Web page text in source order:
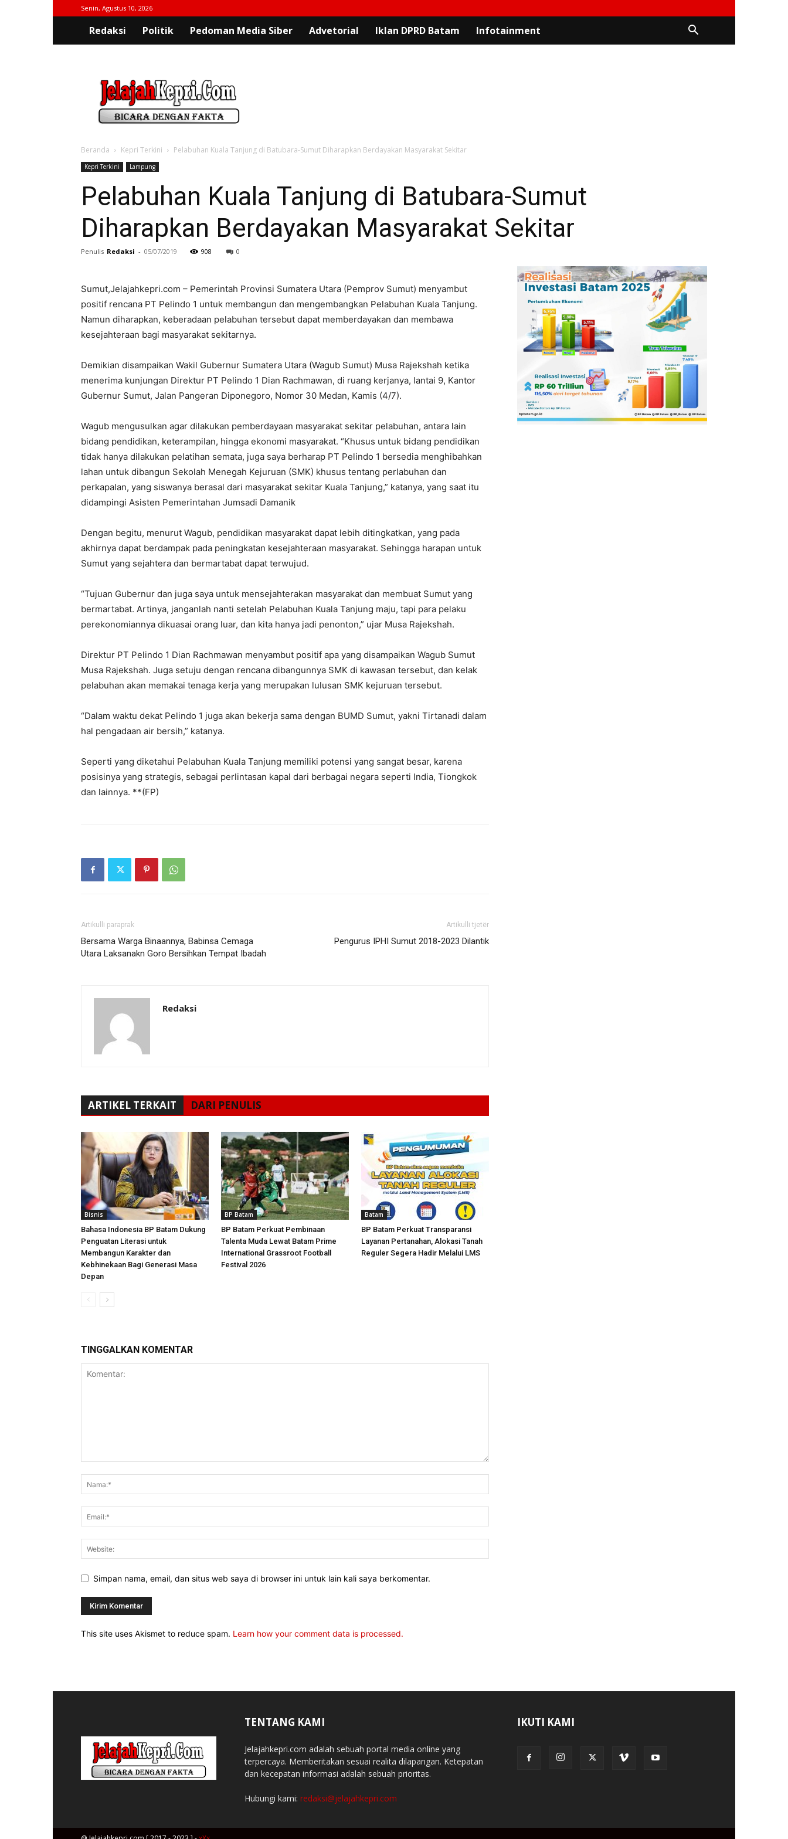
Senin, Agustus 10, 2026
Redaksi Politik Pedoman Media Siber Advetorial Iklan DPRD Batam Infotainment
Beranda Kepri Terkini Pelabuhan Kuala Tanjung di Batubara-Sumut Diharapkan Berdayakan Masyarakat Sekitar
Kepri Terkini Lampung
Pelabuhan Kuala Tanjung di Batubara-Sumut
Diharapkan Berdayakan Masyarakat Sekitar
Penulis Redaksi - 05/07/2019 908 0
Sumut,Jelajahkepri.com – Pemerintah Provinsi Sumatera Utara (Pemprov Sumut) menyambut
positif rencana PT Pelindo 1 untuk membangun dan mengembangkan Pelabuhan Kuala Tanjung.
Namun diharapkan, keberadaan pelabuhan tersebut dapat memberdayakan dan membawa
kesejahteraan bagi masyarakat sekitarnya.
Demikian disampaikan Wakil Gubernur Sumatera Utara (Wagub Sumut) Musa Rajekshah ketika
menerima kunjungan Direktur PT Pelindo 1 Dian Rachmawan, di ruang kerjanya, lantai 9, Kantor
Gubernur Sumut, Jalan Pangeran Diponegoro, Nomor 30 Medan, Kamis (4/7).
Wagub mengusulkan agar dilakukan pemberdayaan masyarakat sekitar pelabuhan, antara lain
bidang pendidikan, keterampilan, hingga ekonomi masyarakat. “Khusus untuk bidang pendidikan
tidak hanya dilakukan pelatihan semata, juga saya berharap PT Pelindo 1 bersedia menghibahkan
lahan untuk dibangun Sekolah Menegah Kejuruan (SMK) khusus tentang perlabuhan dan
perkapalan, yang siswanya berasal dari masyarakat sekitar Kuala Tanjung,” katanya, yang saat itu
didampingi Asisten Pemerintahan Jumsadi Damanik
Dengan begitu, menurut Wagub, pendidikan masyarakat dapat lebih ditingkatkan, yang pada
akhirnya dapat berdampak pada peningkatan kesejahteraan masyarakat. Sehingga harapan untuk
Sumut yang sejahtera dan bermartabat dapat terwujud.
“Tujuan Gubernur dan juga saya untuk mensejahterakan masyarakat dan membuat Sumut yang
bermartabat. Artinya, janganlah nanti setelah Pelabuhan Kuala Tanjung maju, tapi para pelaku
perekonomiannya dikuasai orang luar, dan kita hanya jadi penonton,” ujar Musa Rajekshah.
Direktur PT Pelindo 1 Dian Rachmawan menyambut positif apa yang disampaikan Wagub Sumut
Musa Rajekshah. Juga setuju dengan rencana dibangunnya SMK di kawasan tersebut, dan kelak
pelabuhan akan memakai tenaga kerja yang merupakan lulusan SMK kejuruan tersebut.
“Dalam waktu dekat Pelindo 1 juga akan bekerja sama dengan BUMD Sumut, yakni Tirtanadi dalam
hal pengadaan air bersih,” katanya.
Seperti yang diketahui Pelabuhan Kuala Tanjung memiliki potensi yang sangat besar, karena
posisinya yang strategis, sebagai perlintasan kapal dari berbagai negara seperti India, Tiongkok
dan lainnya. **(FP)
Artikulli paraprak
Bersama Warga Binaannya, Babinsa Cemaga
Utara Laksanakn Goro Bersihkan Tempat Ibadah
Artikulli tjetër
Pengurus IPHI Sumut 2018-2023 Dilantik
Redaksi
ARTIKEL TERKAIT DARI PENULIS
Bisnis
Bahasa Indonesia BP Batam Dukung
Penguatan Literasi untuk
Membangun Karakter dan
Kebhinekaan Bagi Generasi Masa
Depan
BP Batam
BP Batam Perkuat Pembinaan
Talenta Muda Lewat Batam Prime
International Grassroot Football
Festival 2026
Batam
BP Batam Perkuat Transparansi
Layanan Pertanahan, Alokasi Tanah
Reguler Segera Hadir Melalui LMS
TINGGALKAN KOMENTAR
Simpan nama, email, dan situs web saya di browser ini untuk lain kali saya berkomentar.
This site uses Akismet to reduce spam. Learn how your comment data is processed.
TENTANG KAMI
Jelajahkepri.com adalah sebuah portal media online yang
terpercaya. Memberitakan sesuai realita dilapangan. Ketepatan
dan kecepatan informasi adalah sebuah prioritas.
Hubungi kami: redaksi@jelajahkepri.com
IKUTI KAMI